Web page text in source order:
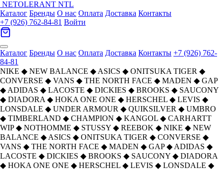
NETOLERANT NTL
Каталог Бренды О нас Оплата Доставка Контакты
+7 (926) 762-84-81 Войти
Каталог Бренды О нас Оплата Доставка Контакты +7 (926) 762-
84-81
NIKE ◆ NEW BALANCE ◆ ASICS ◆ ONITSUKA TIGER ◆
CONVERSE ◆ VANS ◆ THE NORTH FACE ◆ MADEN ◆ GAP
◆ ADIDAS ◆ LACOSTE ◆ DICKIES ◆ BROOKS ◆ SAUCONY
◆ DIADORA ◆ HOKA ONE ONE ◆ HERSCHEL ◆ LEVIS ◆
LONSDALE ◆ UNDER ARMOUR ◆ QUIKSILVER ◆ UMBRO
◆ TIMBERLAND ◆ CHAMPION ◆ KANGOL ◆ CARHARTT
WIP ◆ NOTHOMME ◆ STUSSY ◆ REEBOK ◆ NIKE ◆ NEW
BALANCE ◆ ASICS ◆ ONITSUKA TIGER ◆ CONVERSE ◆
VANS ◆ THE NORTH FACE ◆ MADEN ◆ GAP ◆ ADIDAS ◆
LACOSTE ◆ DICKIES ◆ BROOKS ◆ SAUCONY ◆ DIADORA
◆ HOKA ONE ONE ◆ HERSCHEL ◆ LEVIS ◆ LONSDALE ◆